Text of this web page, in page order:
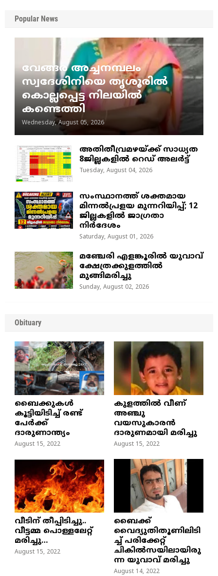
Popular News
വേങ്ങര അച്ചനമ്പലം
സ്വദേശിനിയെ തൃശൂരിൽ
കൊല്ലപ്പെട്ട നിലയിൽ
കണ്ടെത്തി
Wednesday, August 05, 2026
അതിതീവ്രമഴയ്ക്ക് സാധ്യത
8ജില്ലകളിൽ റെഡ് അലർട്ട്
Tuesday, August 04, 2026
സംസ്ഥാനത്ത് ശക്തമായ
മിന്നൽപ്രളയ മുന്നറിയിപ്പ്; 12
ജില്ലകളിൽ ജാഗ്രതാ
നിർദേശം
Saturday, August 01, 2026
മഞ്ചേരി എളങ്കൂരിൽ യുവാവ്
ക്ഷേത്രക്കുളത്തിൽ
മുങ്ങിമരിച്ചു
Sunday, August 02, 2026
Obituary
ബൈക്കുകൾ
കൂട്ടിയിടിച്ച് രണ്ട്
പേർക്ക്
ദാരുണാന്ത്യം
August 15, 2022
കുളത്തില്‍ വീണ്
അഞ്ചു
വയസുകാരന്‍
ദാരുണമായി മരിച്ചു
August 15, 2022
വീടിന് തീപ്പിടിച്ചു..
വീട്ടമ്മ പൊള്ളലേറ്റ്
മരിച്ചു…
August 15, 2022
ബൈക്ക്
വൈദ്യുതിതൂണിലിടി
ച്ച്‌ പരിക്കേറ്റ്
ചികില്‍സയിലായിരു
ന്ന യുവാവ് മരിച്ചു
August 14, 2022